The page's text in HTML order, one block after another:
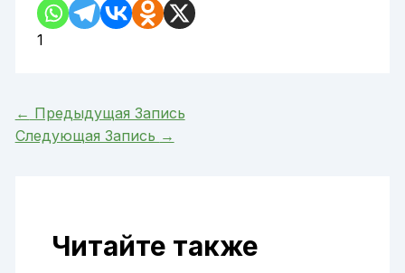
1
← Предыдущая Запись
Следующая Запись →
Читайте также